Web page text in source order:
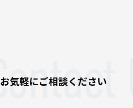
Contact
お気軽にご相談ください